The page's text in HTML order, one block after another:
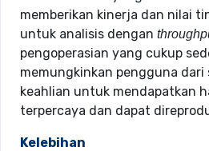
memberikan kinerja dan nilai
untuk analisis dengan
pengoperasian yang cukup
memungkinkan pengguna dari
keahlian untuk mendapatkan
terpercaya dan dapat
Kelebihan